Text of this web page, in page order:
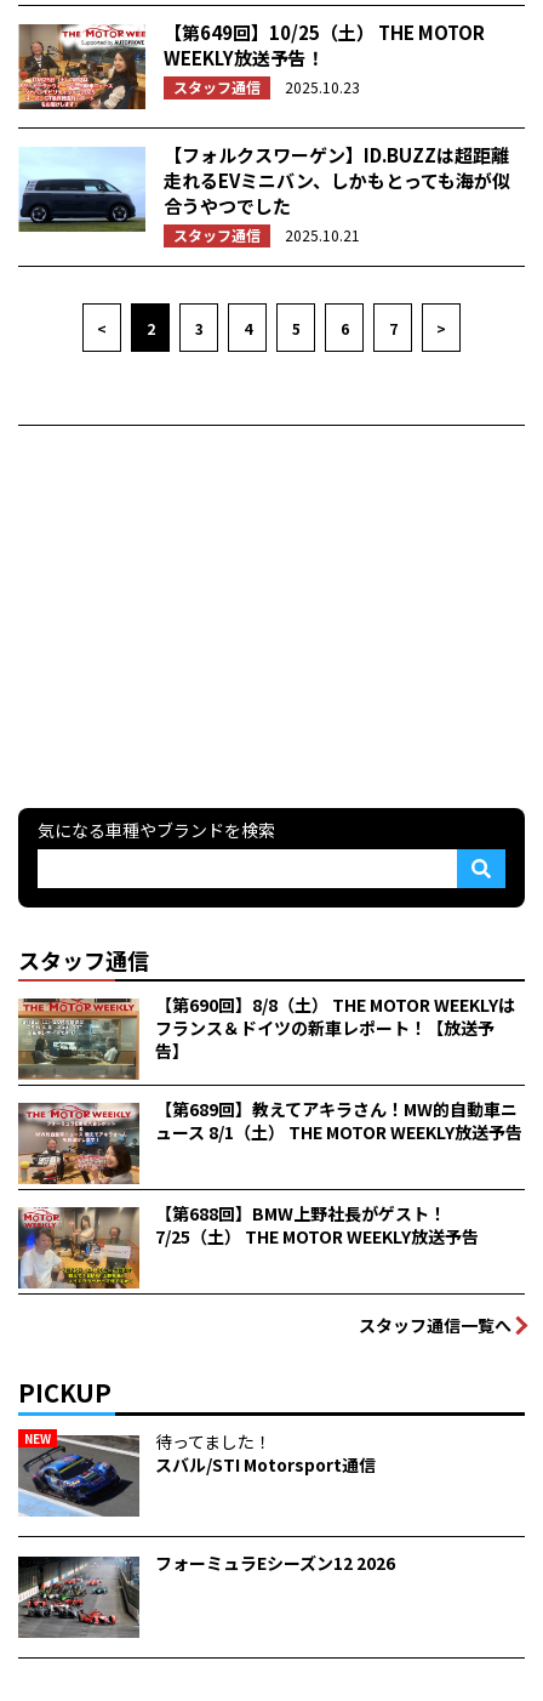
【第649回】10/25（土） THE MOTOR
WEEKLY放送予告！
スタッフ通信 2025.10.23
【フォルクスワーゲン】ID.BUZZは超距離
走れるEVミニバン、しかもとっても海が似
合うやつでした
スタッフ通信 2025.10.21
< 2 3 4 5 6 7 >
気になる車種やブランドを検索
スタッフ通信
【第690回】8/8（土） THE MOTOR WEEKLYは
フランス＆ドイツの新車レポート！【放送予
告】
【第689回】教えてアキラさん！MW的自動車ニ
ュース 8/1（土） THE MOTOR WEEKLY放送予告
【第688回】BMW上野社長がゲスト！
7/25（土） THE MOTOR WEEKLY放送予告
スタッフ通信一覧へ
PICKUP
NEW
待ってました！
スバル/STI Motorsport通信
フォーミュラEシーズン12 2026